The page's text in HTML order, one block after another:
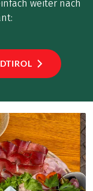
weiter nach